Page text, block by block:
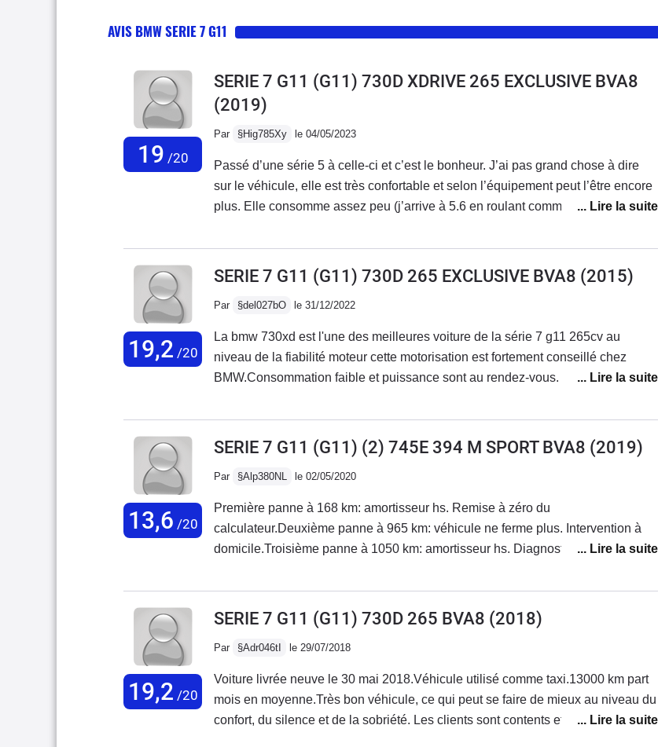
AVIS BMW SERIE 7 G11
19 /20
SERIE 7 G11 (G11) 730D XDRIVE 265 EXCLUSIVE BVA8
(2019)
Par §Hig785Xy le 04/05/2023
Passé d’une série 5 à celle-ci et c’est le bonheur. J’ai pas grand chose à dire
sur le véhicule, elle est très confortable et selon l’équipement peut l’être encore
plus. Elle consomme assez peu (j’arrive à 5.6 en roulant comme un papi et ça
suis à 6.8 en moyenne depuis que je l’ai. J’ai fait un voyage en Turquie avec et
elle bouge pas du tout même à 250kmh.
19,2 /20
SERIE 7 G11 (G11) 730D 265 EXCLUSIVE BVA8 (2015)
Par §del027bO le 31/12/2022
La bmw 730xd est l'une des meilleures voiture de la série 7 g11 265cv au
niveau de la fiabilité moteur cette motorisation est fortement conseillé chez
BMW.Consommation faible et puissance sont au rendez-vous. Version
véhicule d'exception est à la hauteur des attentes de passionné bmw.
13,6 /20
SERIE 7 G11 (G11) (2) 745E 394 M SPORT BVA8 (2019)
Par §Alp380NL le 02/05/2020
Première panne à 168 km: amortisseur hs. Remise à zéro du
calculateur.Deuxième panne à 965 km: véhicule ne ferme plus. Intervention à
domicile.Troisième panne à 1050 km: amortisseur hs. Diagnostique à domicile:
1050 km après 3 pannes et envoie à la concession sur plateau... pour voiture de
147000 eur neuve...De 2000 à 5500 km: impossible de faire marcher l
application de services à distance ou de faire préchauffer l habitable etc.
Problème finalement réglé par l intervention de bmw sur leurs serveurs
sécurisés après une série d appels.6500 km: boîte bloquée en 1ère. Véhicule
remorque pour diagnostique pendant 8 semaines. Changement pompe
hydraulique et autres travaux 7500 a 10000: problèmes récurrents de boîte
19,2 /20
SERIE 7 G11 (G11) 730D 265 BVA8 (2018)
Par §Adr046tI le 29/07/2018
Voiture livrée neuve le 30 mai 2018.Véhicule utilisé comme taxi.13000 km part
mois en moyenne.Très bon véhicule, ce qui peut se faire de mieux au niveau du
confort, du silence et de la sobriété. Les clients sont contents et le chauffeur